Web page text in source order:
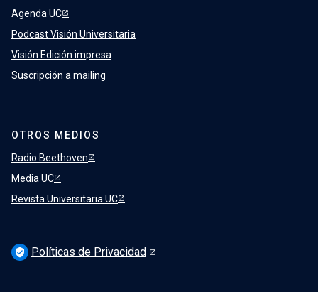
Agenda UC
Podcast Visión Universitaria
Visión Edición impresa
Suscripción a mailing
OTROS MEDIOS
Radio Beethoven
Media UC
Revista Universitaria UC
verified_user Políticas de Privacidad